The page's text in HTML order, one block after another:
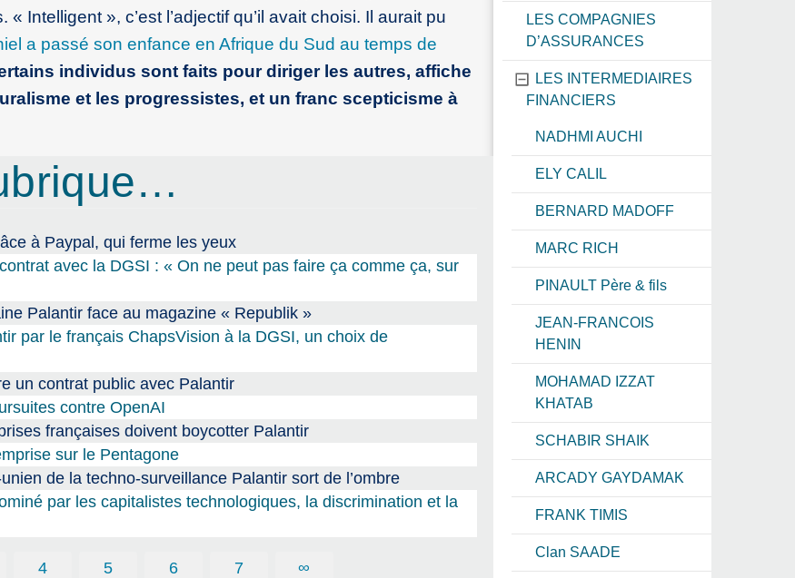
Intelligent », c’est l’adjectif qu’il avait choisi. Il aurait pu
a passé son enfance en Afrique du Sud au temps de
individus sont faits pour diriger les autres, affiche
et les progressistes, et un franc scepticisme à
à Paypal, qui ferme les yeux
avec la DGSI : « On ne peut pas faire ça comme ça, sur
Palantir face au magazine « Republik »
par le français ChapsVision à la DGSI, un choix de
un contrat public avec Palantir
contre OpenAI
françaises doivent boycotter Palantir
sur le Pentagone
de la techno-surveillance Palantir sort de l’ombre
par les capitalistes technologiques, la discrimination et la
4 5 6 7 ∞
LES COMPAGNIES
D’ASSURANCES
LES INTERMEDIAIRES
FINANCIERS
NADHMI AUCHI
ELY CALIL
BERNARD MADOFF
MARC RICH
PINAULT Père & fils
JEAN-FRANCOIS
HENIN
MOHAMAD IZZAT
KHATAB
SCHABIR SHAIK
ARCADY GAYDAMAK
FRANK TIMIS
Clan SAADE